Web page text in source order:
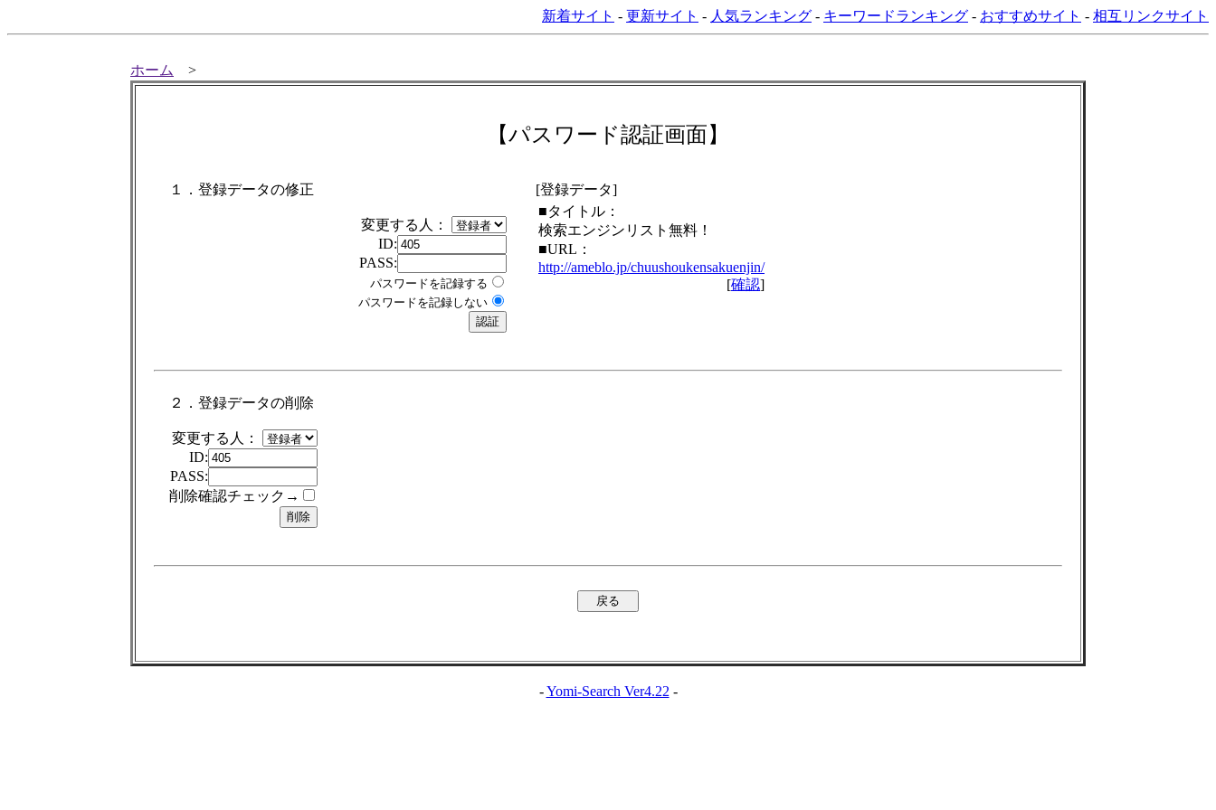
新着サイト - 更新サイト - 人気ランキング - キーワードランキング - おすすめサイト - 相互リンクサイト
ホーム >
【パスワード認証画面】
１．登録データの修正
変更する人：
ID:
PASS:
パスワードを記録する
パスワードを記録しない
[登録データ]
■タイトル：
検索エンジンリスト無料！
■URL：
http://ameblo.jp/chuushoukensakuenjin/
[確認]
２．登録データの削除
変更する人：
ID:
PASS:
削除確認チェック→
-Yomi-Search Ver4.22 -